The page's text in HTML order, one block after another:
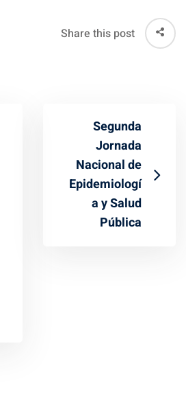
Share this post
Segunda
Jornada
Nacional de
Epidemiologí
a y Salud
Pública